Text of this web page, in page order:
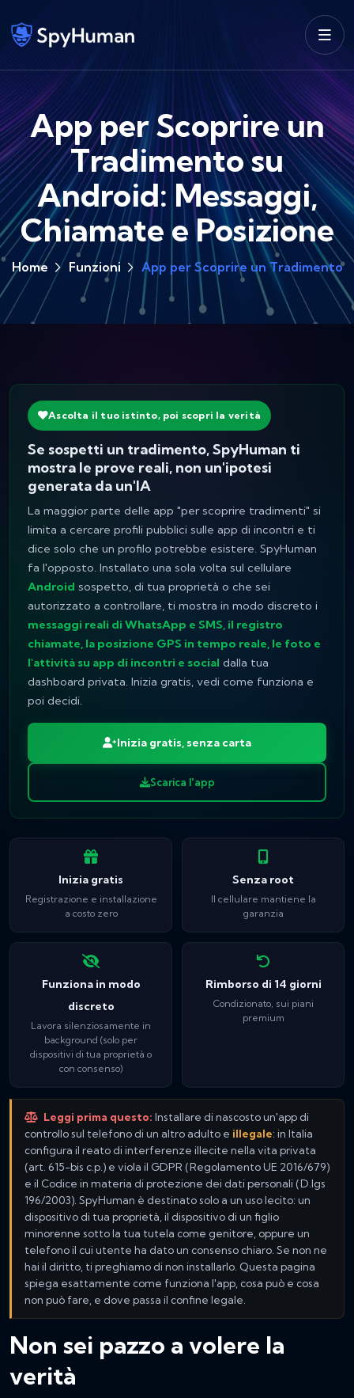
App per Scoprire un
Tradimento su
Android: Messaggi,
Chiamate e Posizione
Home Funzioni App per Scoprire un Tradimento
Ascolta il tuo istinto, poi scopri la verità
Se sospetti un tradimento, SpyHuman ti
mostra le prove reali, non un'ipotesi
generata da un'IA
La maggior parte delle app "per scoprire tradimenti" si
limita a cercare profili pubblici sulle app di incontri e ti
dice solo che un profilo potrebbe esistere. SpyHuman
fa l'opposto. Installato una sola volta sul cellulare
Android sospetto, di tua proprietà o che sei
autorizzato a controllare, ti mostra in modo discreto i
messaggi reali di WhatsApp e SMS, il registro
chiamate, la posizione GPS in tempo reale, le foto e
l'attività su app di incontri e social dalla tua
dashboard privata. Inizia gratis, vedi come funziona e
poi decidi.
Inizia gratis, senza carta
Scarica l'app
Inizia gratis
Registrazione e installazione
a costo zero
Senza root
Il cellulare mantiene la
garanzia
Funziona in modo
discreto
Lavora silenziosamente in
background (solo per
dispositivi di tua proprietà o
con consenso)
Rimborso di 14 giorni
Condizionato, sui piani
premium
Leggi prima questo: Installare di nascosto un'app di
controllo sul telefono di un altro adulto e illegale: in Italia
configura il reato di interferenze illecite nella vita privata
(art. 615-bis c.p.) e viola il GDPR (Regolamento UE 2016/679)
e il Codice in materia di protezione dei dati personali (D.lgs
196/2003). SpyHuman è destinato solo a un uso lecito: un
dispositivo di tua proprietà, il dispositivo di un figlio
minorenne sotto la tua tutela come genitore, oppure un
telefono il cui utente ha dato un consenso chiaro. Se non ne
hai il diritto, ti preghiamo di non installarlo. Questa pagina
spiega esattamente come funziona l'app, cosa può e cosa
non può fare, e dove passa il confine legale.
Non sei pazzo a volere la
verità